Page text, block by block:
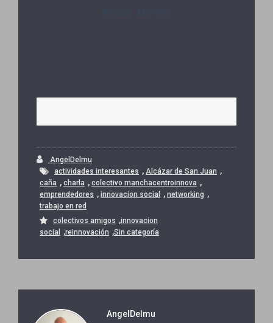
AngelDelmu
actividades interesantes , Alcázar de San Juan ,
caña , charla , colectivo manchacentroinnova ,
emprendedores , innovacion social , networking ,
trabajo en red
colectivos amigos ,innovacion
social
,reinnovación ,Sin categoría
AngelDelmu